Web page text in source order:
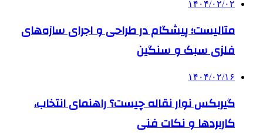
۱۴۰۴/۰۲/۰۲
متالیست؛ پیشگام در طراحی و اجرای سازه‌های
فلزی سبک و سنگین
۱۴۰۴/۰۲/۱۶
گیربکس نوار نقاله چیست؟ راهنمای انتخاب،
کاربردها و نکات فنی